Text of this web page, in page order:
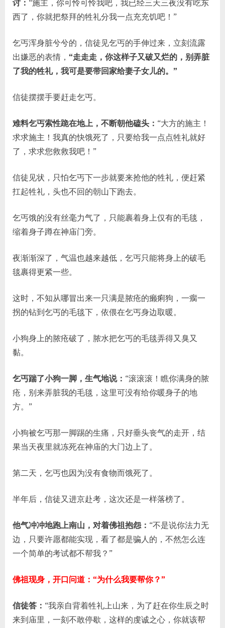
讨： “施主，你可怜可怜我吧，我已经三天三夜没有吃东
西了，你就把祭拜的牲礼分我一点充充饥吧！”
乞丐浑身脏兮兮的，信徒见乞丐的手伸过来，立刻流露
出嫌恶的表情， “走走走，你这样子又破又烂的，别弄脏
了我的牲礼，我可是要带回家给妻子女儿的。”
信徒摆摆手要赶走乞丐。
难料乞丐索性跪在地上，不断朝他磕头： “大方的施主！
求求施主！我真的快饿死了，只要给我一点点牲礼就好
了，求求您救救我吧！”
信徒见状，只怕乞丐下一步就要来抢他的牲礼，便赶紧
扛起牲礼，头也不回的朝山下跑去。
乞丐饿的没有丝毫力气了，只能裹着身上仅有的毛毯，
缩着身子蹲在神庙门旁。
夜渐渐深了，气温也越来越低，乞丐只能将身上的破毛
毯裹得更紧一些。
这时，不知从哪冒出来一只满是脓疮的癞痢狗，一瘸一
拐的钻到乞丐的毛毯下，依偎在乞丐身边取暖。
小狗身上的脓疮破了，脓水把乞丐的毛毯弄得又臭又
黏。
乞丐踹了小狗一脚，生气地说： “滚滚滚！瞧你满身的脓
疮，别来弄脏我的毛毯，这里可没有给你暖身子的地
方。”
小狗被乞丐那一脚踢的生痛，只好垂头丧气的走开，结
果当天夜里就冻死在神庙的大门边上了。
第二天，乞丐也因为没有食物而饿死了。
半年后，信徒又进京赴考，这次还是一样落榜了。
他气冲冲地跑上南山，对着佛祖抱怨： “不是说你法力无
边，只要许愿都能实现，看了都是骗人的，不然怎么连
一个简单的考试都不帮我？”
佛祖现身，开口问道： “为什么我要帮你？”
信徒答： “我亲自背着牲礼上山来，为了赶在你生辰之时
来到庙里，一刻不敢停歇，这样的虔诚之心，你就该帮